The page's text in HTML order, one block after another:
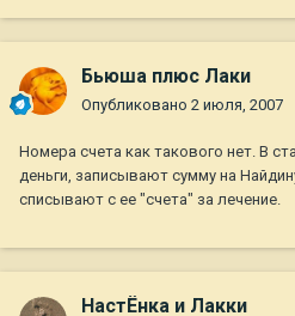
Бьюша плюс Лаки
Опубликовано 2 июля, 2007
Номера счета как такового нет. В
деньги, записывают сумму на
списывают с ее "счета" за лечение.
НастЁнка и Лакки